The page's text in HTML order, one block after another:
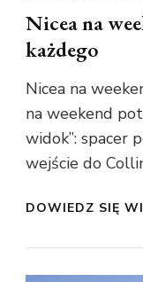
Nicea na
każdego
Nicea na
na weekend
widok”: spacer
wejście do
DOWIEDZ SIĘ